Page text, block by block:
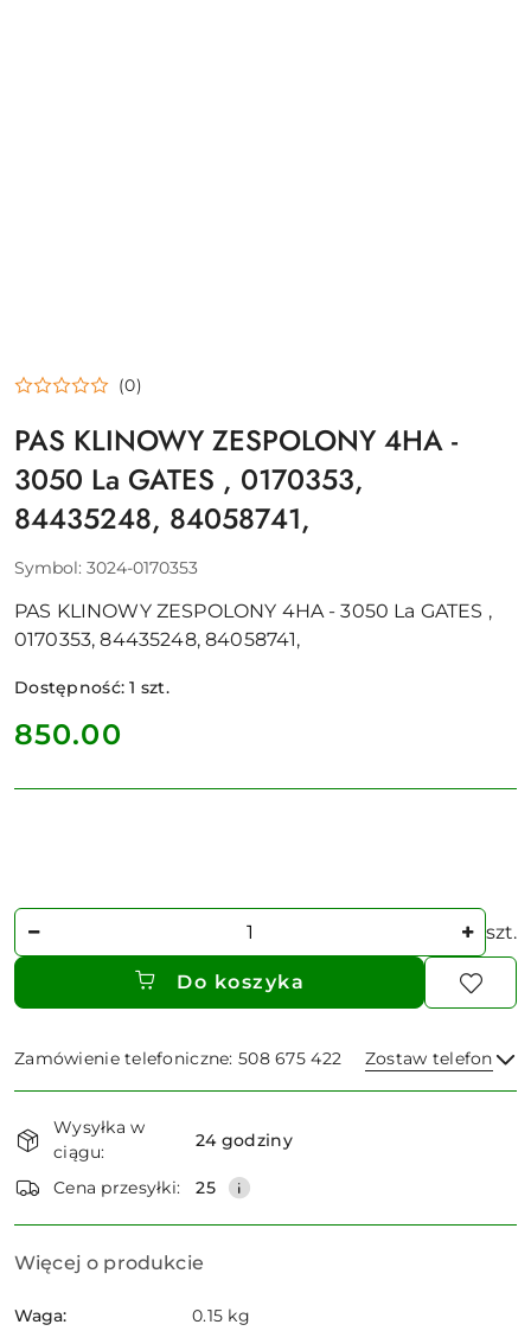
(0)
PAS KLINOWY ZESPOLONY 4HA -
3050 La GATES , 0170353,
84435248, 84058741,
Symbol: 3024-0170353
PAS KLINOWY ZESPOLONY 4HA - 3050 La GATES ,
0170353, 84435248, 84058741,
Dostępność:1 szt.
cena:
850.00
Ilość szt.
Do koszyka
Zamówienie telefoniczne: 508 675 422 Zostaw telefon
i
dostawa
Wysyłka w
ciągu:
24 godziny
Cena przesyłki: 25
Więcej o produkcie
Waga: 0.15 kg